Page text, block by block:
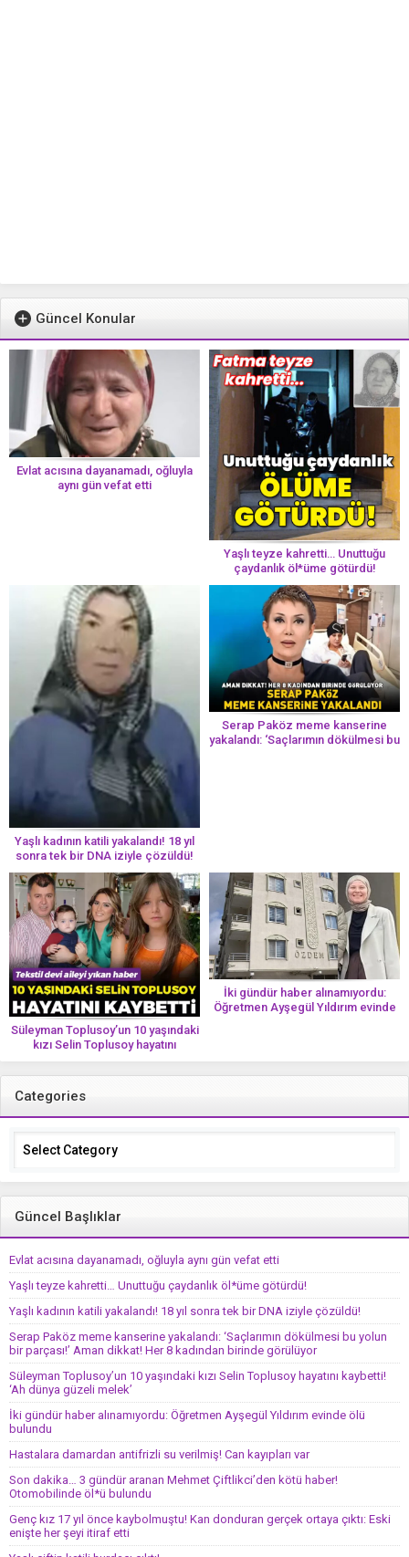
Güncel Konular
Evlat acısına dayanamadı, oğluyla
aynı gün vefat etti
Yaşlı teyze kahretti… Unuttuğu
çaydanlık öl*üme götürdü!
Yaşlı kadının katili yakalandı! 18 yıl
sonra tek bir DNA iziyle çözüldü!
Serap Paköz meme kanserine
yakalandı: ‘Saçlarımın dökülmesi bu
Süleyman Toplusoy’un 10 yaşındaki
kızı Selin Toplusoy hayatını
kaybetti! ‘Ah dünya güzeli melek’
İki gündür haber alınamıyordu:
Öğretmen Ayşegül Yıldırım evinde
Categories
Categories
Güncel Başlıklar
Evlat acısına dayanamadı, oğluyla aynı gün vefat etti
Yaşlı teyze kahretti… Unuttuğu çaydanlık öl*üme götürdü!
Yaşlı kadının katili yakalandı! 18 yıl sonra tek bir DNA iziyle çözüldü!
Serap Paköz meme kanserine yakalandı: ‘Saçlarımın dökülmesi bu yolun
bir parçası!’ Aman dikkat! Her 8 kadından birinde görülüyor
Süleyman Toplusoy’un 10 yaşındaki kızı Selin Toplusoy hayatını kaybetti!
‘Ah dünya güzeli melek’
İki gündür haber alınamıyordu: Öğretmen Ayşegül Yıldırım evinde ölü
bulundu
Hastalara damardan antifrizli su verilmiş! Can kayıpları var
Son dakika… 3 gündür aranan Mehmet Çiftlikci’den kötü haber!
Otomobilinde öl*ü bulundu
Genç kız 17 yıl önce kaybolmuştu! Kan donduran gerçek ortaya çıktı: Eski
enişte her şeyi itiraf etti